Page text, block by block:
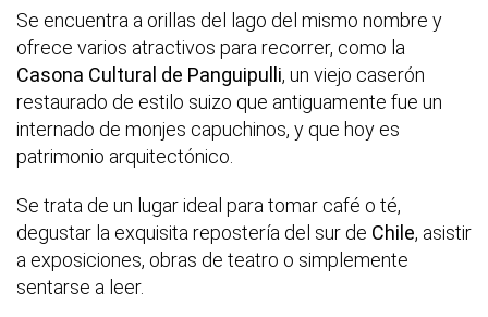
Se encuentra a orillas del lago del mismo nombre y
ofrece varios atractivos para recorrer, como la
Casona Cultural de Panguipulli, un viejo caserón
restaurado de estilo suizo que antiguamente fue un
internado de monjes capuchinos, y que hoy es
patrimonio arquitectónico.
Se trata de un lugar ideal para tomar café o té,
degustar la exquisita repostería del sur de Chile, asistir
a exposiciones, obras de teatro o simplemente
sentarse a leer.